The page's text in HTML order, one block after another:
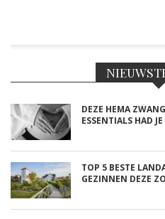
DEZE HEMA
ESSENTIALS HAD
TOP 5 BESTE
GEZINNEN DEZE